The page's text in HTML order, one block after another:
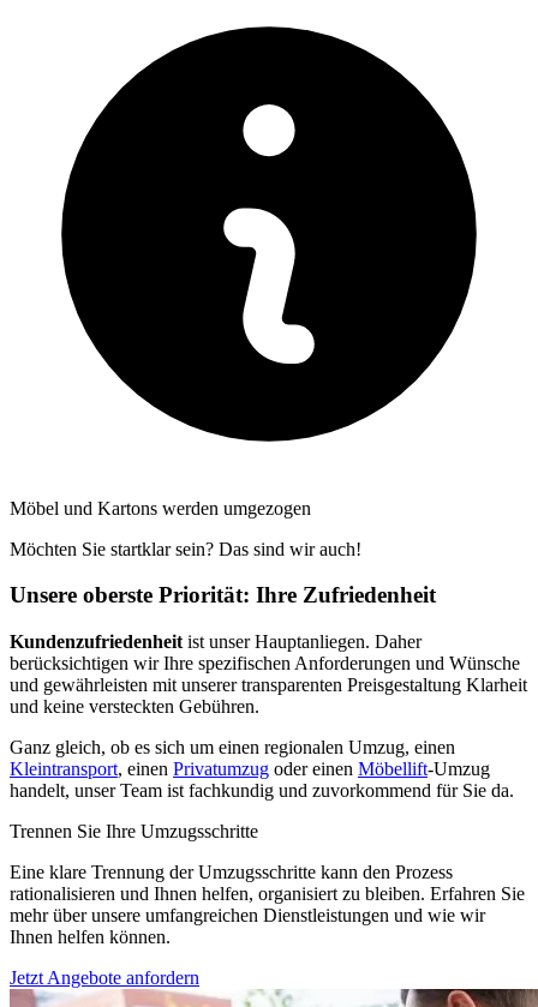
Möbel und Kartons werden umgezogen
Möchten Sie startklar sein? Das sind wir auch!
Unsere oberste Priorität: Ihre Zufriedenheit
Kundenzufriedenheit ist unser Hauptanliegen. Daher
berücksichtigen wir Ihre spezifischen Anforderungen und Wünsche
und gewährleisten mit unserer transparenten Preisgestaltung Klarheit
und keine versteckten Gebühren.
Ganz gleich, ob es sich um einen regionalen Umzug, einen
Kleintransport, einen Privatumzug oder einen Möbellift-Umzug
handelt, unser Team ist fachkundig und zuvorkommend für Sie da.
Trennen Sie Ihre Umzugsschritte
Eine klare Trennung der Umzugsschritte kann den Prozess
rationalisieren und Ihnen helfen, organisiert zu bleiben. Erfahren Sie
mehr über unsere umfangreichen Dienstleistungen und wie wir
Ihnen helfen können.
Jetzt Angebote anfordern